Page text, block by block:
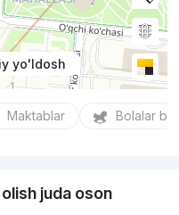
yo'ldosh
Maktablar Bolalar
juda oson